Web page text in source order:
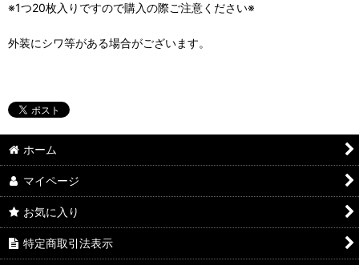
※1つ20枚入りですので購入の際ご注意ください※
外装にシワ等がある場合がございます。
ホーム
マイページ
お気に入り
特定商取引法表示